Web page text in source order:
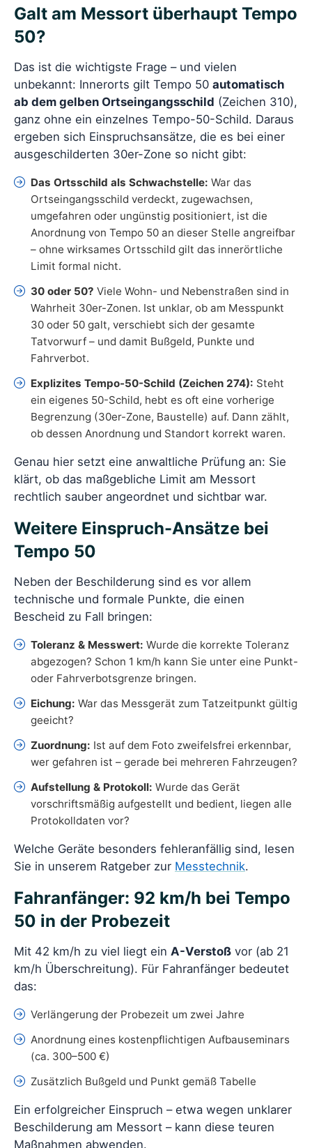
Galt am Messort überhaupt Tempo
50?
Das ist die wichtigste Frage – und vielen
unbekannt: Innerorts gilt Tempo 50 automatisch
ab dem gelben Ortseingangsschild (Zeichen 310),
ganz ohne ein einzelnes Tempo-50-Schild. Daraus
ergeben sich Einspruchsansätze, die es bei einer
ausgeschilderten 30er-Zone so nicht gibt:
Das Ortsschild als Schwachstelle: War das
Ortseingangsschild verdeckt, zugewachsen,
umgefahren oder ungünstig positioniert, ist die
Anordnung von Tempo 50 an dieser Stelle angreifbar
– ohne wirksames Ortsschild gilt das innerörtliche
Limit formal nicht.
30 oder 50? Viele Wohn- und Nebenstraßen sind in
Wahrheit 30er-Zonen. Ist unklar, ob am Messpunkt
30 oder 50 galt, verschiebt sich der gesamte
Tatvorwurf – und damit Bußgeld, Punkte und
Fahrverbot.
Explizites Tempo-50-Schild (Zeichen 274): Steht
ein eigenes 50-Schild, hebt es oft eine vorherige
Begrenzung (30er-Zone, Baustelle) auf. Dann zählt,
ob dessen Anordnung und Standort korrekt waren.
Genau hier setzt eine anwaltliche Prüfung an: Sie
klärt, ob das maßgebliche Limit am Messort
rechtlich sauber angeordnet und sichtbar war.
Weitere Einspruch-Ansätze bei
Tempo 50
Neben der Beschilderung sind es vor allem
technische und formale Punkte, die einen
Bescheid zu Fall bringen:
Toleranz & Messwert: Wurde die korrekte Toleranz
abgezogen? Schon 1 km/h kann Sie unter eine Punkt-
oder Fahrverbotsgrenze bringen.
Eichung: War das Messgerät zum Tatzeitpunkt gültig
geeicht?
Zuordnung: Ist auf dem Foto zweifelsfrei erkennbar,
wer gefahren ist – gerade bei mehreren Fahrzeugen?
Aufstellung & Protokoll: Wurde das Gerät
vorschriftsmäßig aufgestellt und bedient, liegen alle
Protokolldaten vor?
Welche Geräte besonders fehleranfällig sind, lesen
Sie in unserem Ratgeber zur Messtechnik.
Fahranfänger: 92 km/h bei Tempo
50 in der Probezeit
Mit 42 km/h zu viel liegt ein A-Verstoß vor (ab 21
km/h Überschreitung). Für Fahranfänger bedeutet
das:
Verlängerung der Probezeit um zwei Jahre
Anordnung eines kostenpflichtigen Aufbauseminars
(ca. 300–500 €)
Zusätzlich Bußgeld und Punkt gemäß Tabelle
Ein erfolgreicher Einspruch – etwa wegen unklarer
Beschilderung am Messort – kann diese teuren
Maßnahmen abwenden.